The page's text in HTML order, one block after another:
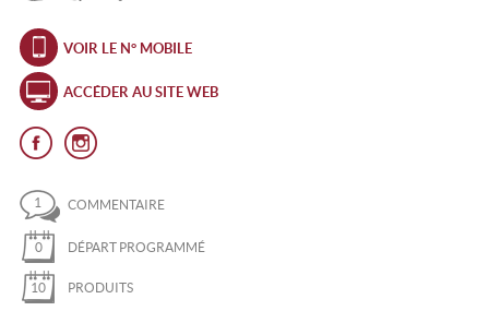
VOIR LE N° MOBILE
ACCÉDER AU SITE WEB
1 COMMENTAIRE
0 DÉPART PROGRAMMÉ
10 PRODUITS